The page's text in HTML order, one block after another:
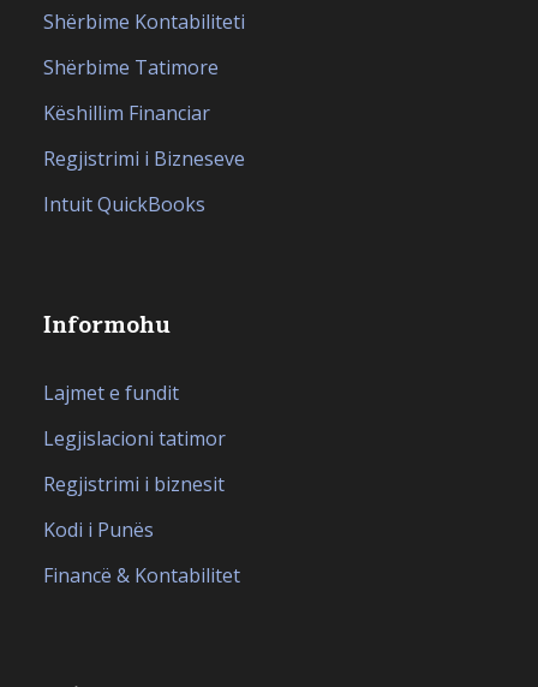
Shërbime Kontabiliteti
Shërbime Tatimore
Këshillim Financiar
Regjistrimi i Bizneseve
Intuit QuickBooks
Informohu
Lajmet e fundit
Legjislacioni tatimor
Regjistrimi i biznesit
Kodi i Punës
Financë & Kontabilitet